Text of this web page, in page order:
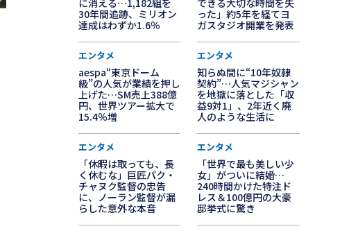
に消える…1,182組を
30年間追跡、ミリオン
達成はわずか1.6％
できる大切な時間を失
った」約5年を経てヨ
ガスタジオ開業を発表
エンタメ
aespa“東京ドーム
級”の人気が業績を押し
上げた…SM売上388億
円、世界ツアー拡大で
15.4％増
エンタメ
知らぬ間に“10年奴隷
契約”…人気マジシャン
を地獄に落とした「収
益9対1」、2年近く廃
人のような生活に
エンタメ
「休暇は取っても、長
く休むな」巨匠パク・
チャヌク監督の忠告
に、ノーラン監督が漏
らした意外な本音
エンタメ
「世界で最も美しい少
女」がついに結婚…
240時間かけた特注ド
レス＆100億円の大豪
邸挙式に驚き